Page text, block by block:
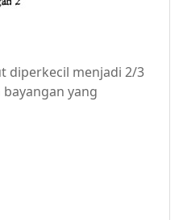
diperkecil menjadi 2/3
yang